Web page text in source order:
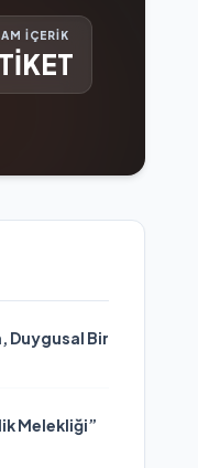
İÇERİK
Duygusal Bir
Melekliği”